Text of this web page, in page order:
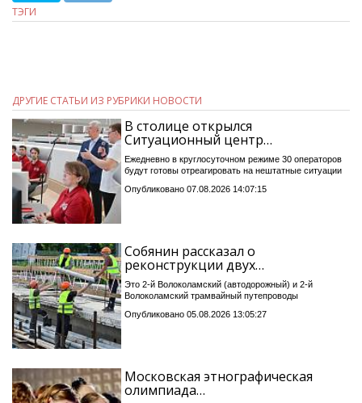
ТЭГИ
ДРУГИЕ СТАТЬИ ИЗ РУБРИКИ НОВОСТИ
В столице открылся
Ситуационный центр…
Ежедневно в круглосуточном режиме 30 операторов
будут готовы отреагировать на нештатные ситуации
Опубликовано 07.08.2026 14:07:15
Собянин рассказал о
реконструкции двух…
Это 2-й Волоколамский (автодорожный) и 2-й
Волоколамский трамвайный путепроводы
Опубликовано 05.08.2026 13:05:27
Московская этнографическая
олимпиада…